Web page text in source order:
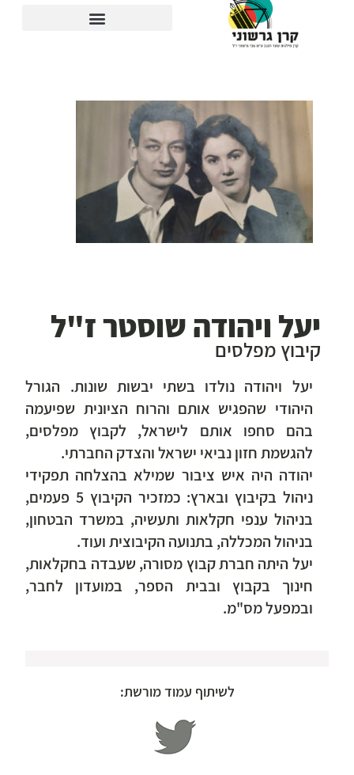
יעל ויהודה שוסטר ז"ל
קיבוץ מפלסים
יעל ויהודה נולדו בשתי יבשות שונות. הגורל
היהודי שהפגיש אותם והרוח הציונית שפיעמה
בהם סחפו אותם לישראל, לקבוץ מפלסים,
להגשמת חזון נביאי ישראל והצדק החברתי.
יהודה היה איש ציבור שמילא בהצלחה תפקידי
ניהול בקיבוץ ובארץ: כמזכיר הקיבוץ 5 פעמים,
בניהול ענפי חקלאות ותעשיה, במשרד הבטחון,
בניהול המכללה, בתנועה הקיבוצית ועוד.
יעל היתה חברת קבוץ מסורה, שעבדה בחקלאות,
חינוך בקבוץ ובבית הספר, במועדון לחבר,
ובמפעל מס"מ.
לשיתוף עמוד מורשת: